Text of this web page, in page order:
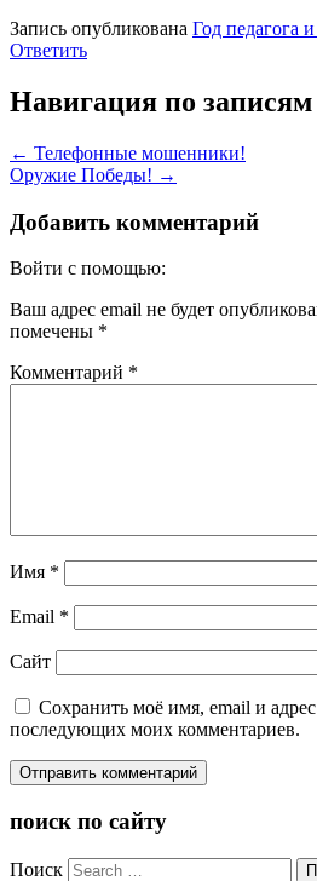
Запись опубликована Год педагога
Ответить
Навигация по записям
← Телефонные мошенники!
Оружие Победы! →
Добавить комментарий
Войти с помощью:
Ваш адрес email не будет
помечены *
Комментарий *
Имя *
Email *
Сайт
Сохранить моё имя, email и адрес
последующих моих комментариев.
поиск по сайту
Поиск